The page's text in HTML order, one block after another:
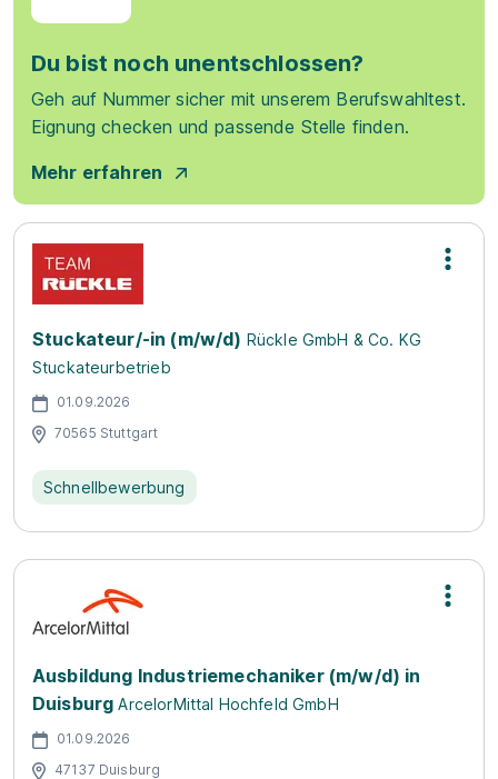
Du bist noch unentschlossen?
Geh auf Nummer sicher mit unserem Berufswahltest.
Eignung checken und passende Stelle finden.
Mehr erfahren
Stuckateur/-in (m/w/d) Rückle GmbH & Co. KG
Stuckateurbetrieb
01.09.2026
70565 Stuttgart
Schnellbewerbung
Ausbildung Industriemechaniker (m/w/d) in
Duisburg ArcelorMittal Hochfeld GmbH
01.09.2026
47137 Duisburg